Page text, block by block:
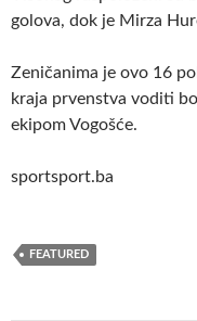
golova, dok je Mirza
Zeničanima je ovo 16
kraja prvenstva voditi
ekipom Vogošće.
sportsport.ba
FEATURED